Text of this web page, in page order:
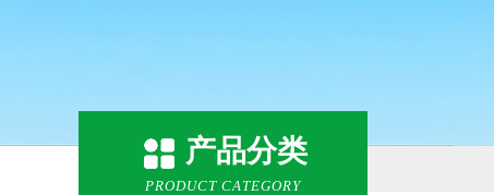
产品分类
PRODUCT CATEGORY